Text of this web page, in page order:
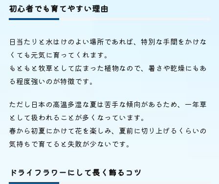
初心者でも育てやすい理由
日当たりと水はけのよい場所であれば、特別な手間をかけな
くても元気に育ってくれます。
もともと牧草として広まった植物なので、暑さや乾燥にもあ
る程度強いのが特徴です。
ただし日本の高温多湿な夏は苦手な傾向があるため、一年草
として扱われることが多くなっています。
春から初夏にかけて花を楽しみ、夏前に切り上げるくらいの
気持ちで育てると失敗が少ないです。
ドライフラワーにして長く飾るコツ